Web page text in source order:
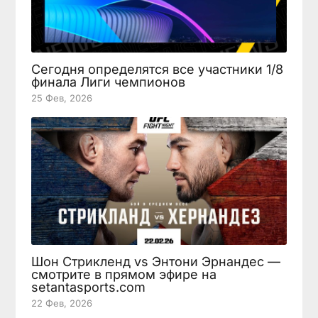
Сегодня определятся все участники 1/8
финала Лиги чемпионов
25 Фев, 2026
Шон Стрикленд vs Энтони Эрнандес —
смотрите в прямом эфире на
setantasports.com
22 Фев, 2026